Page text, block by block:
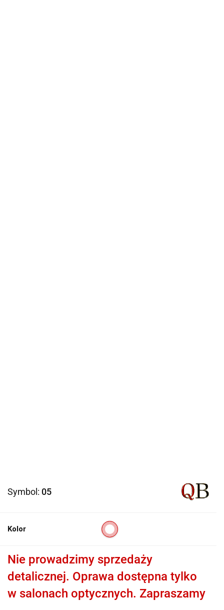
Symbol: 05
Kolor
Nie prowadzimy sprzedaży
detalicznej. Oprawa dostępna tylko
w salonach optycznych. Zapraszamy